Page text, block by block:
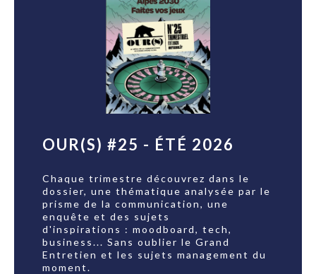
OUR(S) #25 - ÉTÉ 2026
Chaque trimestre découvrez dans le
dossier, une thématique analysée par le
prisme de la communication, une
enquête et des sujets
d'inspirations : moodboard, tech,
business... Sans oublier le Grand
Entretien et les sujets management du
moment.